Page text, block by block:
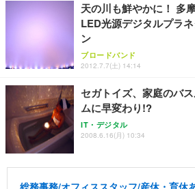
天の川も鮮やかに！ 多
LED光源デジタルプラ
ン
ブロードバンド
2012.7.7(土) 14:14
セガトイズ、家庭のバ
ムに早変わり!?
IT・デジタル
2008.6.16(月) 10:34